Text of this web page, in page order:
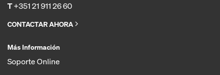
T+351 21 911 26 60
CONTACTAR AHORA
Más Información
Soporte Online